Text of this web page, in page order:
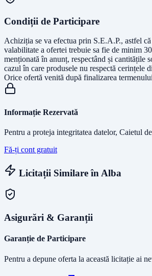
Condiții de Participare
Achiziția se va efectua prin S.E.A.P., astfel
valabilitate a ofertei trebuie sa fie de minim
menționată în anunț, respectând și cantitățile
cazul în care produsele nu respectă cerințele
Orice ofertă venită după finalizarea
Informație Rezervată
Pentru a proteja integritatea datelor, Caietul
Fă-ți cont gratuit
Licitații Similare în Alba
Asigurări & Garanții
Garanție de Participare
Pentru a depune oferta la această licitație ai